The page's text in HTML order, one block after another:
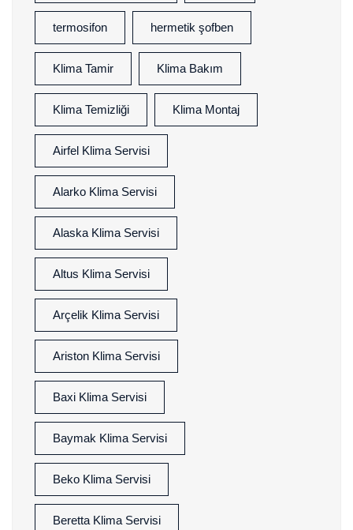
termosifon hermetik şofben
Klima Tamir Klima Bakım
Klima Temizliği Klima Montaj
Airfel Klima Servisi
Alarko Klima Servisi
Alaska Klima Servisi
Altus Klima Servisi
Arçelik Klima Servisi
Ariston Klima Servisi
Baxi Klima Servisi
Baymak Klima Servisi
Beko Klima Servisi
Beretta Klima Servisi